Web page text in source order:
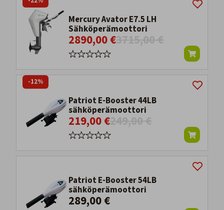
Mercury Avator E7.5 LH
Sähköperämoottori
2890,00 €
Patriot E-Booster 44LB
sähköperämoottori
219,00 €
-12%
Patriot E-Booster 54LB
sähköperämoottori
289,00 €